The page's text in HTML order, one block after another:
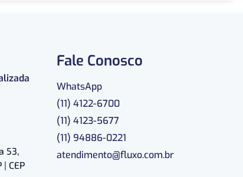
53,
CEP
Fale Conosco
WhatsApp
(11) 4122-6700
(11) 4123-5677
(11) 94886-0221
atendimento@fluxo.com.br